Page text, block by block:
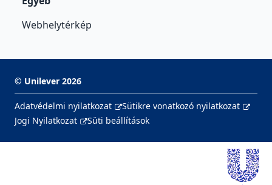
Webhelytérkép
© Unilever 2026
Adatvédelmi nyilatkozat
Sütikre vonatkozó nyilatkozat
Jogi Nyilatkozat
Süti beállítások